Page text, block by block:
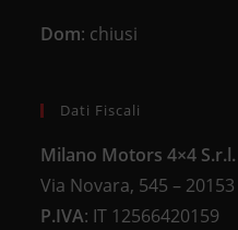
Dom: chiusi
Dati Fiscali
Milano Motors 4×4 S.r.l.
Via Novara, 545 –
P.IVA: IT 12566420159